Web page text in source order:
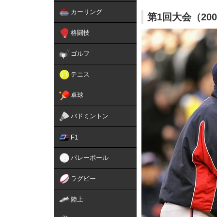
カーリング
格闘技
ゴルフ
テニス
卓球
バドミントン
F1
バレーボール
ラグビー
陸上
第1回大会（